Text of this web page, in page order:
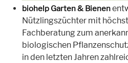
biohelp Garten & Bienen
Nützlingszüchter mit
Fachberatung zum
biologischen
in den letzten Jahren